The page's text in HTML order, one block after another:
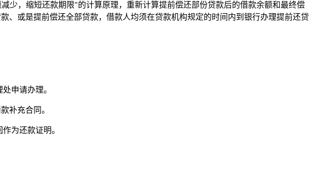
少，缩短还款期限"的计算原理，重新计算提前偿还部份贷款后的借款余额和最终偿
或是提前偿还全部贷款，借款人均须在贷款机构规定的时间内到银行办理提前还贷
申请办理。
补充合同。
为还款证明。